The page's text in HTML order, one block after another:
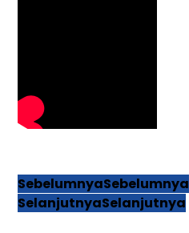
SebelumnyaSebelumnya
SelanjutnyaSelanjutnya